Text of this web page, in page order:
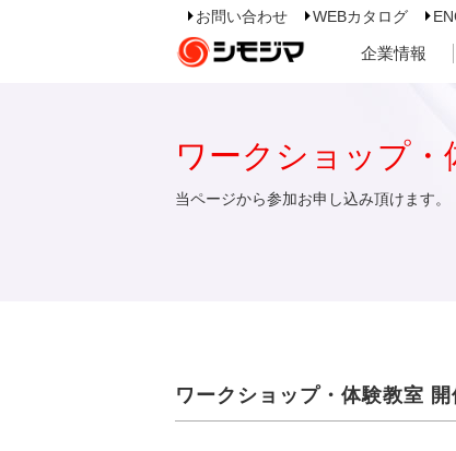
お問い合わせ WEBカタログ
企業情報
ワークショップ・
当ページから参加お申し込み頂けます。
ワークショップ・体験教室 開